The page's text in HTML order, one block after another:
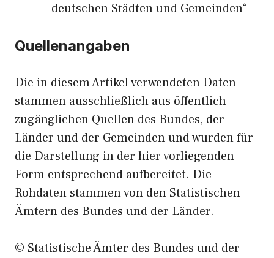
deutschen Städten und Gemeinden“
Quellenangaben
Die in diesem Artikel verwendeten Daten
stammen ausschließlich aus öffentlich
zugänglichen Quellen des Bundes, der
Länder und der Gemeinden und wurden für
die Darstellung in der hier vorliegenden
Form entsprechend aufbereitet. Die
Rohdaten stammen von den Statistischen
Ämtern des Bundes und der Länder.
© Statistische Ämter des Bundes und der